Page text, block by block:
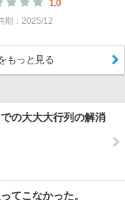
1.0
期：2025/12
もっと見る
の大大大行列の解消
てこなかった。